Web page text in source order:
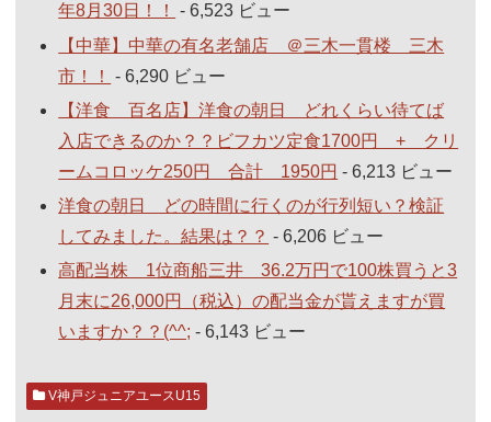
年8月30日！！
- 6,523 ビュー
【中華】中華の有名老舗店 ＠三木一貫楼 三木
市！！
- 6,290 ビュー
【洋食 百名店】洋食の朝日 どれくらい待てば
入店できるのか？？ビフカツ定食1700円 + クリ
ームコロッケ250円 合計 1950円 - 6,213 ビュー
洋食の朝日 どの時間に行くのが行列短い？検証
してみました。結果は？？ - 6,206 ビュー
高配当株 1位商船三井 36.2万円で100株買うと3
月末に26,000円（税込）の配当金が貰えますが買
いますか？？(^^; - 6,143 ビュー
V神戸ジュニアユースU15